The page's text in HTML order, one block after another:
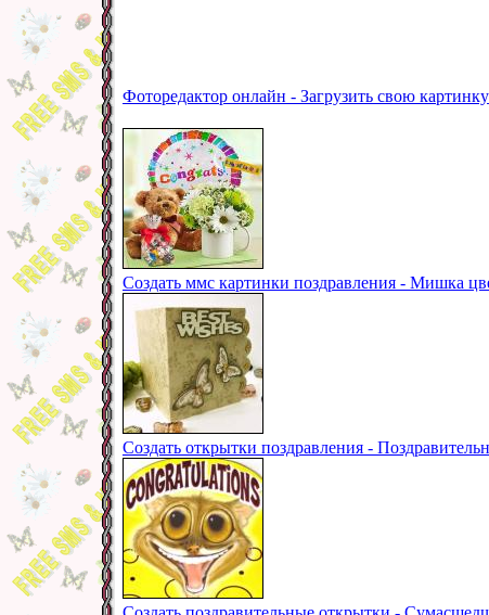
Фоторедактор онлайн - Загрузить свою картинку
Создать ммс картинки поздравления - Мишка
Создать открытки поздравления -